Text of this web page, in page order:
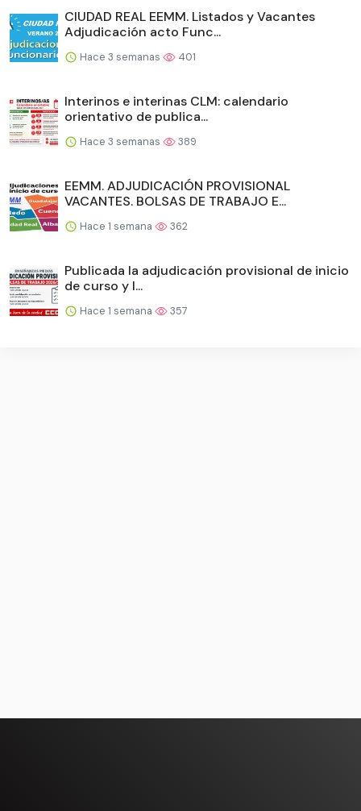
CIUDAD REAL EEMM. Listados y Vacantes
Adjudicación acto Func...
Hace 3 semanas 401
Interinos e interinas CLM: calendario
orientativo de publica...
Hace 3 semanas 389
EEMM. ADJUDICACIÓN PROVISIONAL
VACANTES. BOLSAS DE TRABAJO E...
Hace 1 semana 362
Publicada la adjudicación provisional de inicio
de curso y l...
Hace 1 semana 357